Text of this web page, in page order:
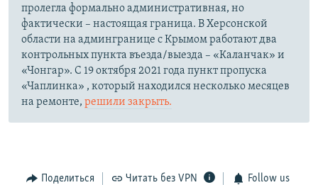
пролегла формально административная, но
фактически – настоящая граница. В Херсонской
области на админгранице с Крымом работают два
контрольных пункта въезда/выезда – «Каланчак» и
«Чонгар». С 19 октября 2021 года пункт пропуска
«Чаплинка» , который находился несколько месяцев
на ремонте, решили закрыть.
Поделиться Читать без VPN Follow us